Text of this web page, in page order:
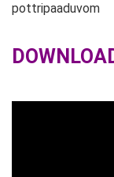
pottripaaduvom